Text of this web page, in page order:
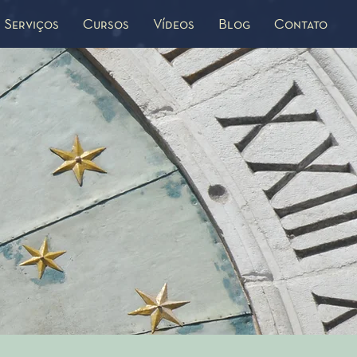
Serviços Cursos Vídeos Blog Contato